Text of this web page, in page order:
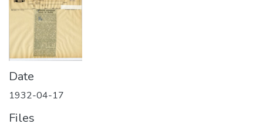
Date
1932-04-17
Files